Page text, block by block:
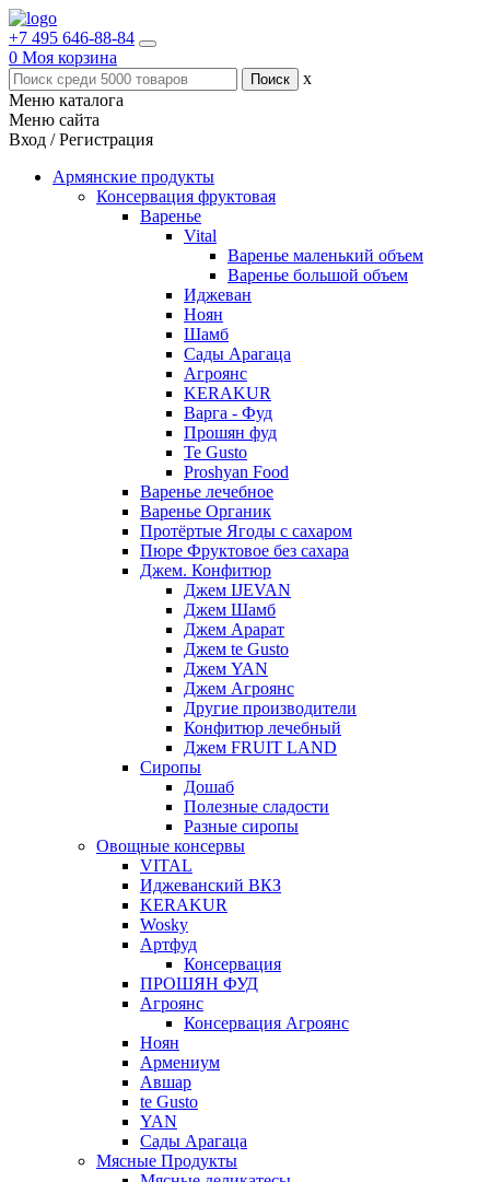
+7 495 646-88-84
0 Моя корзина
x
Меню каталога
Меню сайта
Вход / Регистрация
Армянские продукты
Консервация фруктовая
Варенье
Vital
Варенье маленький объем
Варенье большой объем
Иджеван
Ноян
Шамб
Сады Арагаца
Агроянс
KERAKUR
Варга - Фуд
Прошян фуд
Te Gusto
Proshyan Food
Варенье лечебное
Варенье Органик
Протёртые Ягоды с сахаром
Пюре Фруктовое без сахара
Джем. Конфитюр
Джем IJEVAN
Джем Шамб
Джем Арарат
Джем te Gusto
Джем YAN
Джем Агроянс
Другие производители
Конфитюр лечебный
Джем FRUIT LAND
Сиропы
Дошаб
Полезные сладости
Разные сиропы
Овощные консервы
VITAL
Иджеванский ВКЗ
KERAKUR
Wosky
Артфуд
Консервация
ПРОШЯН ФУД
Агроянс
Консервация Агроянс
Ноян
Армениум
Авшар
te Gusto
YAN
Сады Арагаца
Мясные Продукты